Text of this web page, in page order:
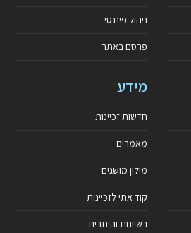
ניהול פיננסי
פרסם באתר
מידע
חדשות זכיינות
מאמרים
מילון מושגים
קוד אתי לזכיינות
רשיונות והיתרים